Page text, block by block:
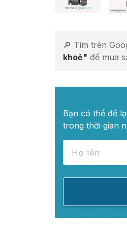
🔎 Tìm trên
khoẻ" để mua
Bạn có thể để
trong thời gian